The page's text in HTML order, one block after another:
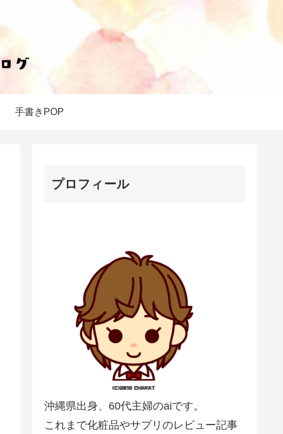
手書きPOP
プロフィール
沖縄県出身、60代主婦のaiです。
これまで化粧品やサプリのレビュー記事